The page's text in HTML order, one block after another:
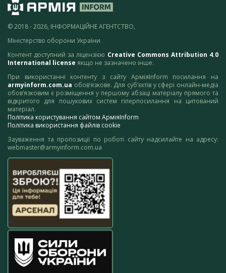
© 2018 - 2026, ІНФОРМАЦІЙНЕ АГЕНТСТВО,
Міністерство оборони України
Контент доступний за ліцензією Creative Commons Attribution 4.0
International license якщо не зазначено інше.
При використанні контенту з сайту АрміяInform посилання на
armyinform.com.ua обов’язкове. Для суб’єктів у сфері онлайн-медіа
обов’язковим є розміщення у першому абзаці матеріалу прямого та
відкритого для пошукових систем гіперпосилання на цитований
матеріал.
Політика користування сайтом АрміяInform
Політика використання файлів cookie
Зауваження та пропозиції по роботі сайту надсилайте на адресу:
webmaster@armyinform.com.ua